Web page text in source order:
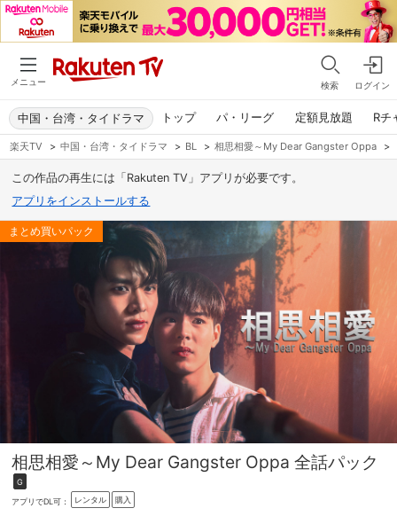
メニュー 検索 ログイン
トップ パ・リーグ 定額見放題 Rチ
中国・台湾・タイドラマ
楽天TV > 中国・台湾・タイドラマ > BL > 相思相愛～My Dear Gangster Oppa >
この作品の再生には「Rakuten TV」アプリが必要です。
アプリをインストールする
相思相愛～My Dear Gangster Oppa全話パック
G
アプリでDL可：
レンタル 購入